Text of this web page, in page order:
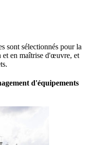
sont sélectionnés pour la
et en maîtrise d'œuvre, et
d'équipements